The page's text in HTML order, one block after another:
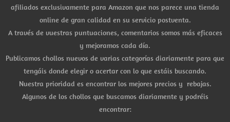
afiliados exclusivamente para Amazon que nos parece una tienda
online de gran calidad en su servicio postventa.
A través de vuestras puntuaciones, comentarios somos más eficaces
y mejoramos cada día.
Publicamos chollos nuevos de varias categorías diariamente para que
tengáis donde elegir o acertar con lo que estáis buscando.
Nuestra prioridad es encontrar los mejores precios y rebajas.
Algunos de los chollos que buscamos diariamente y podréis
encontrar: